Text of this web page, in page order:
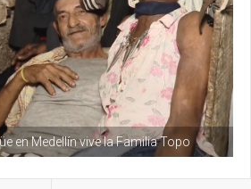
en Medellín vive la Familia Topo